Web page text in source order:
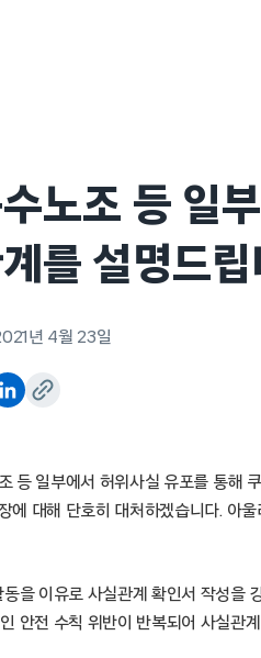
노조 등 일
를 설명드
년 4월 23일
등 일부에서 허위사실 유포를 통해
에 대해 단호히 대처하겠습니다. 아
을 이유로 사실관계 확인서 작성을
안전 수칙 위반이 반복되어 사실관